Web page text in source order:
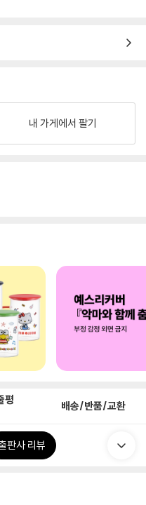
내 가게에서 팔기
평 배송/반품/교환
판사 리뷰